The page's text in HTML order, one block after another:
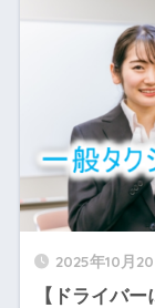
2025年10月
【ドライバ